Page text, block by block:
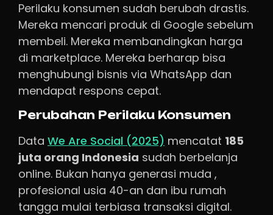
Perilaku konsumen sudah berubah drastis.
Mereka mencari produk di Google sebelum
membeli. Mereka membandingkan harga
di marketplace. Mereka berharap bisa
menghubungi bisnis via WhatsApp dan
mendapat respons cepat.
Perubahan Perilaku Konsumen
Data We Are Social (2025) mencatat 185
juta orang Indonesia sudah berbelanja
online. Bukan hanya generasi muda ,
profesional usia 40-an dan ibu rumah
tangga mulai terbiasa transaksi digital.